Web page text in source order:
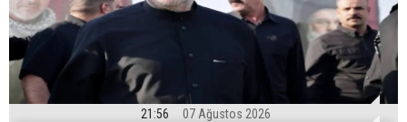
21:56 07 Ağustos 2026